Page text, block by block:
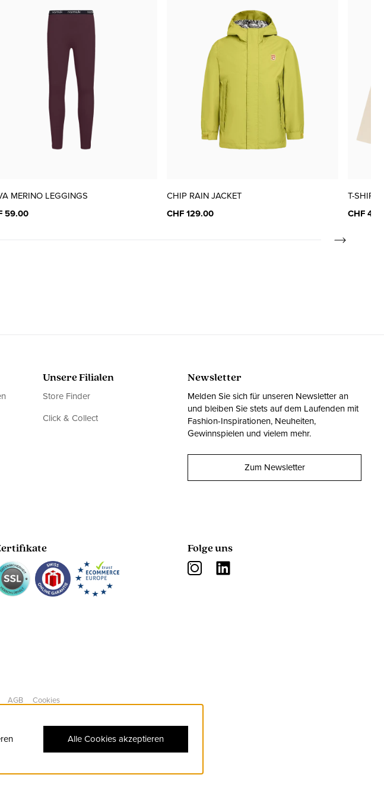
CHF 70.00 nur noch wenige verfügbar
CHF 70.00 nur noch wenige verfügbar
MERINO LEGGINGS
59.00
CHIP RAIN JACKET
CHF 129.00
T-SHIRT
CHF
Unsere Filialen
Store Finder
Click & Collect
Newsletter
Melden Sie sich für unseren Newsletter an
und bleiben Sie stets auf dem Laufenden mit
Fashion-Inspirationen, Neuheiten,
Gewinnspielen und vielem mehr.
Zum Newsletter
Folge uns
AGB Cookies
Alle Cookies akzeptieren